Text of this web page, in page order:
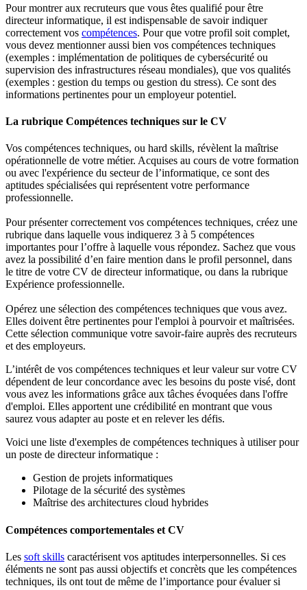
Pour montrer aux recruteurs que vous êtes qualifié pour être
directeur informatique, il est indispensable de savoir indiquer
correctement vos compétences. Pour que votre profil soit complet,
vous devez mentionner aussi bien vos compétences techniques
(exemples : implémentation de politiques de cybersécurité ou
supervision des infrastructures réseau mondiales), que vos qualités
(exemples : gestion du temps ou gestion du stress). Ce sont des
informations pertinentes pour un employeur potentiel.
La rubrique Compétences techniques sur le CV
Vos compétences techniques, ou hard skills, révèlent la maîtrise
opérationnelle de votre métier. Acquises au cours de votre formation
ou avec l'expérience du secteur de l’informatique, ce sont des
aptitudes spécialisées qui représentent votre performance
professionnelle.
Pour présenter correctement vos compétences techniques, créez une
rubrique dans laquelle vous indiquerez 3 à 5 compétences
importantes pour l’offre à laquelle vous répondez. Sachez que vous
avez la possibilité d’en faire mention dans le profil personnel, dans
le titre de votre CV de directeur informatique, ou dans la rubrique
Expérience professionnelle.
Opérez une sélection des compétences techniques que vous avez.
Elles doivent être pertinentes pour l'emploi à pourvoir et maîtrisées.
Cette sélection communique votre savoir-faire auprès des recruteurs
et des employeurs.
L’intérêt de vos compétences techniques et leur valeur sur votre CV
dépendent de leur concordance avec les besoins du poste visé, dont
vous avez les informations grâce aux tâches évoquées dans l'offre
d'emploi. Elles apportent une crédibilité en montrant que vous
saurez vous adapter au poste et en relever les défis.
Voici une liste d'exemples de compétences techniques à utiliser pour
un poste de directeur informatique :
Gestion de projets informatiques
Pilotage de la sécurité des systèmes
Maîtrise des architectures cloud hybrides
Compétences comportementales et CV
Les soft skills caractérisent vos aptitudes interpersonnelles. Si ces
éléments ne sont pas aussi objectifs et concrèts que les compétences
techniques, ils ont tout de même de l’importance pour évaluer si